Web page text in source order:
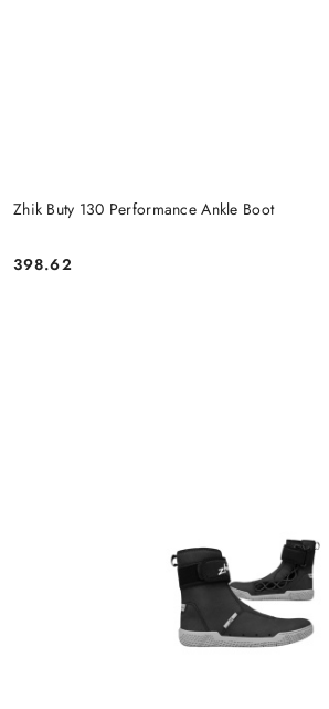
Zhik Buty 130 Performance Ankle Boot
Cena:
398.62